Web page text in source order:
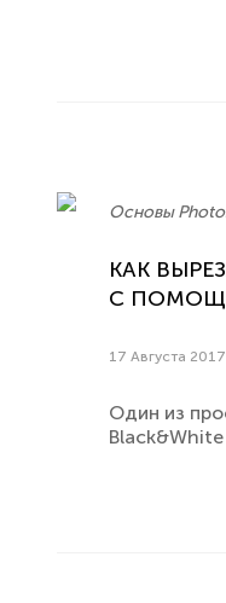
Основы
КАК
С
17 Августа 2017
Один из
Black&White